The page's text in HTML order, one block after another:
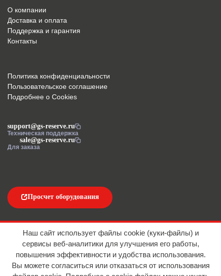
support@gs-reserve.ru
Техническая поддержка
sale@gs-reserve.ru
Для заказа
О компании
Доставка и оплата
Поддержка и гарантия
Контакты
Просчет оборудования
Политика конфиденциальности
Пользовательское соглашение
Подробнее о Cookies
Наш сайт использует файлы cookie (куки-файлы) и
сервисы веб-аналитики для улучшения его работы,
повышения эффективности и удобства использования.
Вы можете согласиться или отказаться от использования